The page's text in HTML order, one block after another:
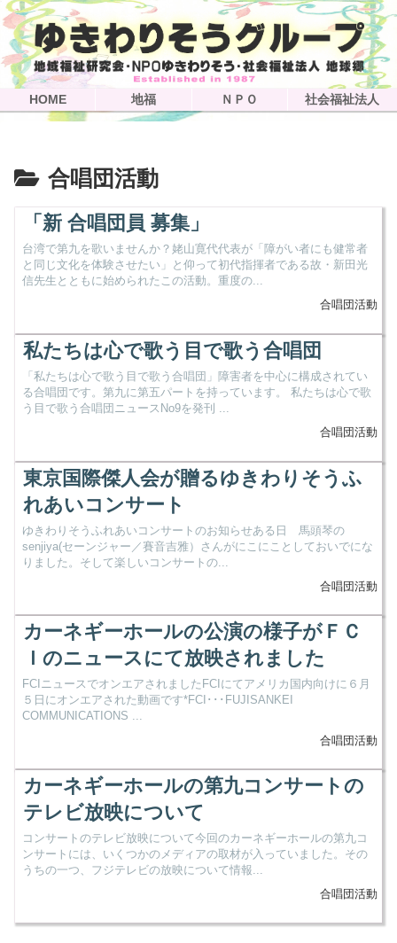
HOME 地福 ＮＰＯ 社会福祉法人
合唱団活動
「新 合唱団員 募集」
台湾で第九を歌いませんか？姥山寛代代表が「障がい者にも健常者
と同じ文化を体験させたい」と仰って初代指揮者である故・新田光
信先生とともに始められたこの活動。重度の...
合唱団活動
私たちは心で歌う目で歌う合唱団
「私たちは心で歌う目で歌う合唱団」障害者を中心に構成されてい
る合唱団です。第九に第五パートを持っています。 私たちは心で歌
う目で歌う合唱団ニュースNo9を発刊 ...
合唱団活動
東京国際傑人会が贈るゆきわりそうふ
れあいコンサート
ゆきわりそうふれあいコンサートのお知らせある日 馬頭琴の
senjiya(セーンジャー／賽音吉雅）さんがにこにことしておいでにな
りました。そして楽しいコンサートの...
合唱団活動
カーネギーホールの公演の様子がＦＣ
Ｉのニュースにて放映されました
FCIニュースでオンエアされましたFCIにてアメリカ国内向けに６月
５日にオンエアされた動画です*FCI･･･FUJISANKEI
COMMUNICATIONS ...
合唱団活動
カーネギーホールの第九コンサートの
テレビ放映について
コンサートのテレビ放映について今回のカーネギーホールの第九コ
ンサートには、いくつかのメディアの取材が入っていました。その
うちの一つ、フジテレビの放映について情報...
合唱団活動